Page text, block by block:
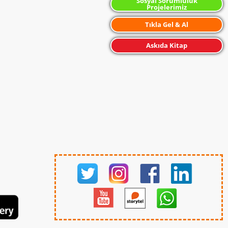
Projelerimiz
Tıkla Gel & Al
Askıda Kitap